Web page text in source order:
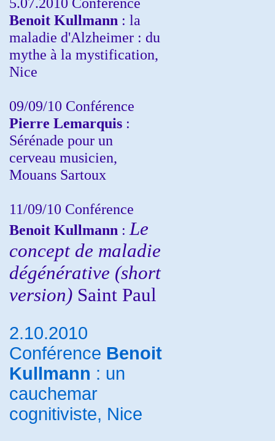
Benoit Kullmann : la
maladie d'Alzheimer : du
mythe à la mystification,
Nice
09/09/10 Conférence
Pierre Lemarquis :
Sérénade pour un
cerveau musicien,
Mouans Sartoux
11/09/10 Conférence
Benoit Kullmann : Le
concept de maladie
dégénérative (short
version) Saint Paul
2.10.2010
Conférence Benoit
Kullmann : un
cauchemar
cognitiviste, Nice